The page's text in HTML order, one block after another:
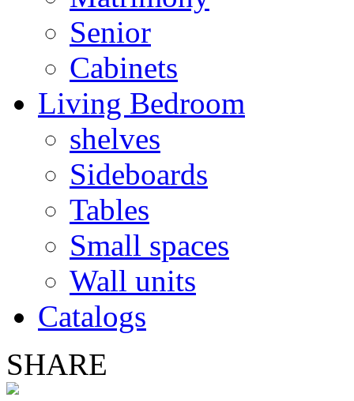
Senior
Cabinets
Living Bedroom
shelves
Sideboards
Tables
Small spaces
Wall units
Catalogs
SHARE